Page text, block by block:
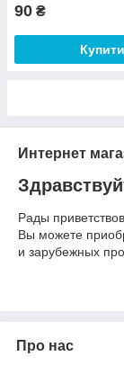
90 ₴
Купити
Интернет
Рады
Вы можете
и зарубежных
найдете то, что
Про нас